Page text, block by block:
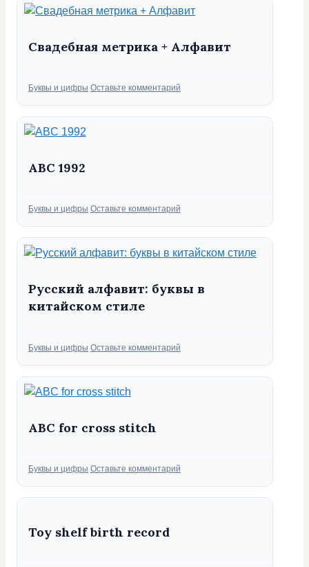
Свадебная метрика + Алфавит
Рубрики
Буквы и цифры Оставьте комментарий
ABC 1992
Рубрики
Буквы и цифры Оставьте комментарий
Русский алфавит: буквы в
китайском стиле
Рубрики
Буквы и цифры Оставьте комментарий
ABC for cross stitch
Рубрики
Буквы и цифры Оставьте комментарий
Toy shelf birth record